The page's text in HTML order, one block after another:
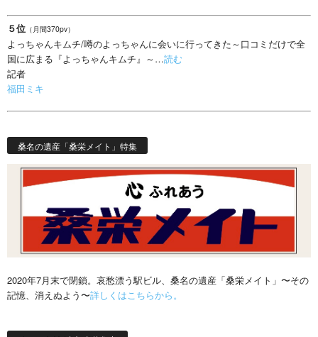
５位 （月間370pv）
よっちゃんキムチ/噂のよっちゃんに会いに行ってきた～口コミだけで全
国に広まる『よっちゃんキムチ』～…読む
記者
福田ミキ
桑名の遺産「桑栄メイト」特集
2020年7月末で閉鎖。哀愁漂う駅ビル、桑名の遺産「桑栄メイト」〜その
記憶、消えぬよう〜詳しくはこちらから。